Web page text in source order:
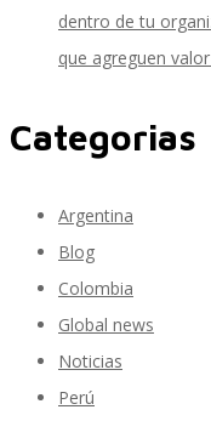
dentro de tu
que agreguen
Categorias
Argentina
Blog
Colombia
Global news
Noticias
Perú